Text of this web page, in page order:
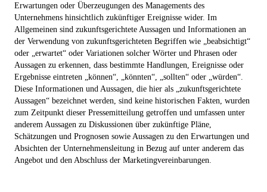
Erwartungen oder Überzeugungen des Managements des
Unternehmens hinsichtlich zukünftiger Ereignisse wider. Im
Allgemeinen sind zukunftsgerichtete Aussagen und Informationen an
der Verwendung von zukunftsgerichteten Begriffen wie „beabsichtigt“
oder „erwartet“ oder Variationen solcher Wörter und Phrasen oder
Aussagen zu erkennen, dass bestimmte Handlungen, Ereignisse oder
Ergebnisse eintreten „können“, „könnten“, „sollten“ oder „würden“.
Diese Informationen und Aussagen, die hier als „zukunftsgerichtete
Aussagen“ bezeichnet werden, sind keine historischen Fakten, wurden
zum Zeitpunkt dieser Pressemitteilung getroffen und umfassen unter
anderem Aussagen zu Diskussionen über zukünftige Pläne,
Schätzungen und Prognosen sowie Aussagen zu den Erwartungen und
Absichten der Unternehmensleitung in Bezug auf unter anderem das
Angebot und den Abschluss der Marketingvereinbarungen.